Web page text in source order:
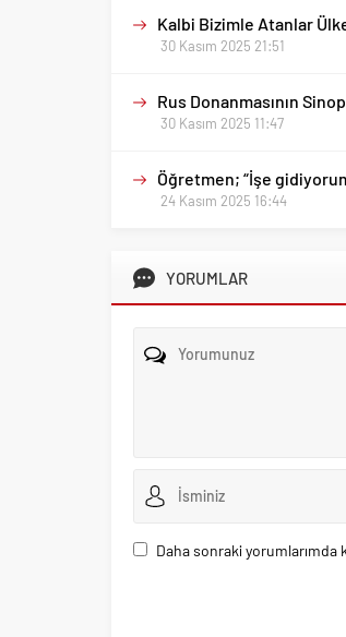
Kalbi Bizimle Atanlar
30 Kasım 2025 21:51
Rus Donanmasının Sinop
30 Kasım 2025 11:47
Öğretmen; “İşe
24 Kasım 2025 16:44
YORUMLAR
Daha sonraki yorumlarımda